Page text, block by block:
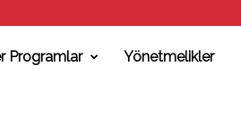
Programlar Yönetmelikler